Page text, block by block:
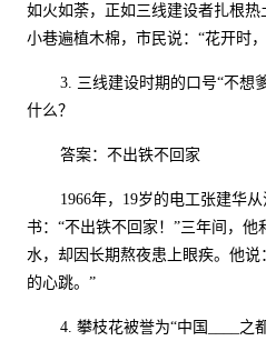
如火如荼，正如三线建设者扎根
小巷遍植木棉，市民说：“花开时
3. 三线建设时期的口号“不想
什么？
答案：不出铁不回家
1966年， 19岁的电工张建华
书：“不出铁不回家！”三年间，
水，却因长期熬夜患上眼疾。他说
的心跳。”
4. 攀枝花被誉为“中国 之